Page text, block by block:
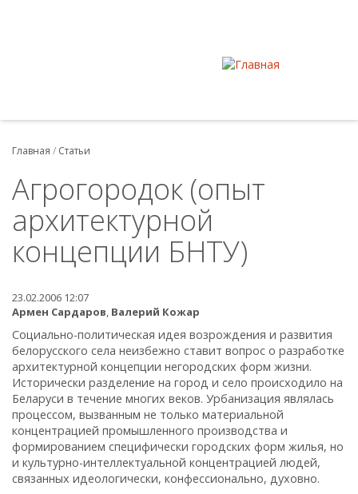
Главная / Статьи
Агрогородок (опыт
архитектурной
концепции БНТУ)
23.02.2006 12:07
Армен Сардаров, Валерий Кожар
Социально-политическая идея возрождения и развития
белорусского села неизбежно ставит вопрос о разработке
архитектурной концепции негородских форм жизни.
Исторически разделение на город и село происходило на
Беларуси в течение многих веков. Урбанизация являлась
процессом, вызванным не только материальной
концентрацией промышленного производства и
формированием специфически городских форм жилья, но
и культурно-интеллектуальной концентрацией людей,
связанных идеологически, конфессионально, духовно.